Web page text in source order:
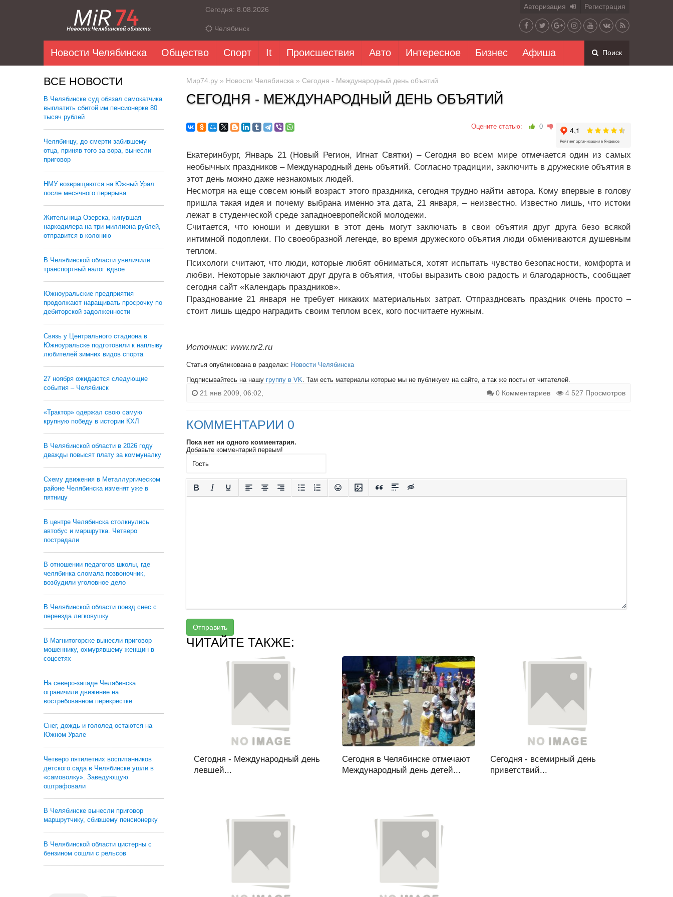
Сегодня: 8.08.2026
Челябинск
Авторизация Регистрация
Новости Челябинска Общество Спорт It Происшествия Авто Интересное Бизнес Афиша Поиск
ВСЕ НОВОСТИ
В Челябинске суд обязал самокатчика
выплатить сбитой им пенсионерке 80
тысяч рублей
Челябинцу, до смерти забившему
отца, приняв того за вора, вынесли
приговор
НМУ возвращаются на Южный Урал
после месячного перерыва
Жительница Озерска, кинувшая
наркодилера на три миллиона рублей,
отправится в колонию
В Челябинской области увеличили
транспортный налог вдвое
Южноуральские предприятия
продолжают наращивать просрочку по
дебиторской задолженности
Связь у Центрального стадиона в
Южноуральске подготовили к наплыву
любителей зимних видов спорта
27 ноября ожидаются следующие
события – Челябинск
«Трактор» одержал свою самую
крупную победу в истории КХЛ
В Челябинской области в 2026 году
дважды повысят плату за коммуналку
Схему движения в Металлургическом
районе Челябинска изменят уже в
пятницу
В центре Челябинска столкнулись
автобус и маршрутка. Четверо
пострадали
В отношении педагогов школы, где
челябинка сломала позвоночник,
возбудили уголовное дело
В Челябинской области поезд снес с
переезда легковушку
В Магнитогорске вынесли приговор
мошеннику, охмурявшему женщин в
соцсетях
На северо-западе Челябинска
ограничили движение на
востребованном перекрестке
Снег, дождь и гололед остаются на
Южном Урале
Четверо пятилетних воспитанников
детского сада в Челябинске ушли в
«самоволку». Заведующую
оштрафовали
В Челябинске вынесли приговор
маршрутчику, сбившему пенсионерку
В Челябинской области цистерны с
бензином сошли с рельсов
Мир74.ру » Новости Челябинска » Сегодня - Международный день объятий
СЕГОДНЯ - МЕЖДУНАРОДНЫЙ ДЕНЬ ОБЪЯТИЙ
Оцените статью: 0
Екатеринбург, Январь 21 (Новый Регион, Игнат Святки) – Сегодня во всем мире отмечается один из самых
необычных праздников – Международный день объятий. Согласно традиции, заключить в дружеские объятия в
этот день можно даже незнакомых людей.
Несмотря на еще совсем юный возраст этого праздника, сегодня трудно найти автора. Кому впервые в голову
пришла такая идея и почему выбрана именно эта дата, 21 января, – неизвестно. Известно лишь, что истоки
лежат в студенческой среде западноевропейской молодежи.
Считается, что юноши и девушки в этот день могут заключать в свои объятия друг друга безо всякой
интимной подоплеки. По своеобразной легенде, во время дружеского объятия люди обмениваются душевным
теплом.
Психологи считают, что люди, которые любят обниматься, хотят испытать чувство безопасности, комфорта и
любви. Некоторые заключают друг друга в объятия, чтобы выразить свою радость и благодарность, сообщает
сегодня сайт «Календарь праздников».
Празднование 21 января не требует никаких материальных затрат. Отпраздновать праздник очень просто –
стоит лишь щедро наградить своим теплом всех, кого посчитаете нужным.
Источник: www.nr2.ru
Статья опубликована в разделах: Новости Челябинска
Подписывайтесь на нашу группу в VK. Там есть материалы которые мы не публикуем на сайте, а так же посты от читателей.
21 янв 2009, 06:02, 0 Комментариев 4 527 Просмотров
КОММЕНТАРИИ 0
Пока нет ни одного комментария.
Добавьте комментарий первым!
Отправить
ЧИТАЙТЕ ТАКЖЕ:
Сегодня - Международный день
левшей...
Сегодня в Челябинске отмечают
Международный день детей...
Сегодня - всемирный день
приветствий...